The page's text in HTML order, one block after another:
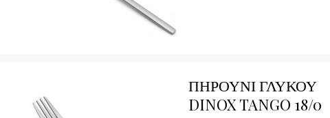
ΠΗΡΟΥΝΙ ΓΛΥΚΟΥ
DINOX TANGO 18/0